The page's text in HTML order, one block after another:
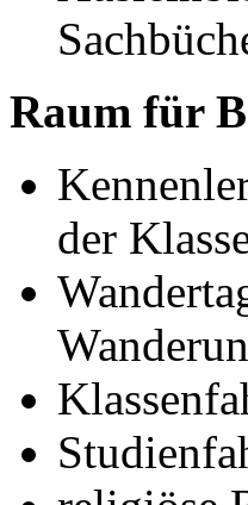
Raum für
der